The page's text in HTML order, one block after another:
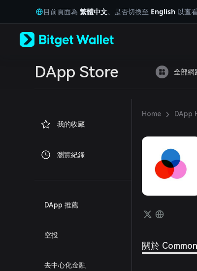
Tiếng Việt
Русский
Español (Latinoamérica)
Português (Portugal)
Bahasa Indonesia
Español (Argentina)
目前頁面為 繁體中文。是否切換至 English 以查
DApp Store 全部網
我的收藏
瀏覽紀錄
DApp 推薦
空投
去中心化金融
Home › DApp
關於